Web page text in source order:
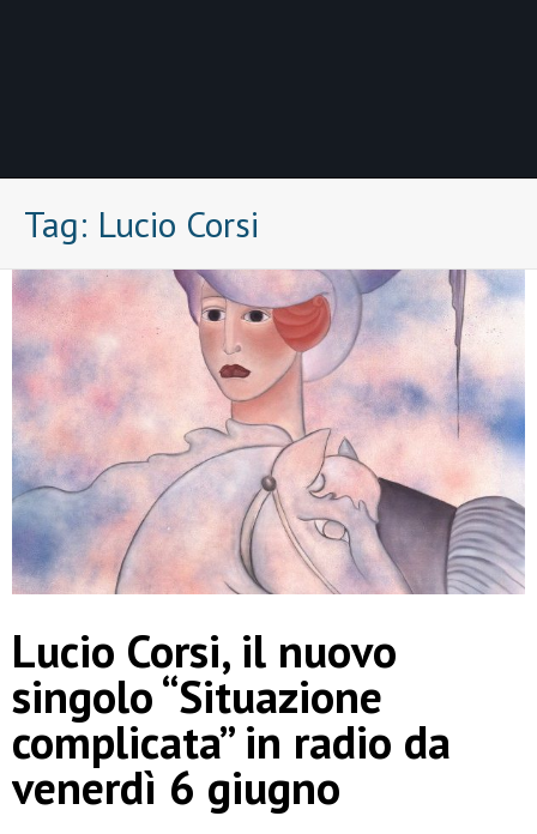
Tag: Lucio Corsi
Lucio Corsi, il nuovo
singolo “Situazione
complicata” in radio da
venerdì 6 giugno